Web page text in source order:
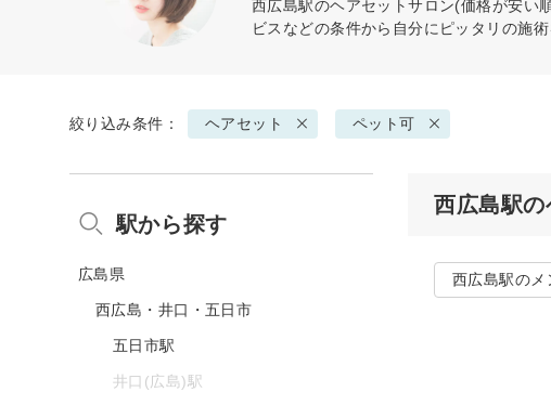
西広島駅のヘアセットサロン(価格が安い
ビスなどの条件から自分にピッタリの施
絞り込み条件： ヘアセット ペット可
西広島駅
西広島駅のメ
駅から探す
広島県
西広島・井口・五日市
五日市駅
井口(広島)駅